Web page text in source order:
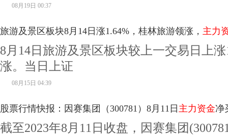
08月19日 00:37
旅游及景区板块8月14日涨1.64%，桂林旅游领涨， 主力
8月14日旅游及景区板块较上一交易日上
涨。当日上证
08月15日 04:39
股票行情快报：因赛集团（300781）8月11日 主力资金净
截至2023年8月11日收盘，因赛集团